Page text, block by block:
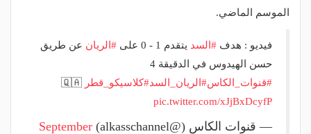
الموسم الماضي.
فيديو : هدف #السد يتقدم 1 - 0 على #الريان عن طريق
حسن الهيدوس في الدقيقة 4
#قنوات_الكاس#الريان_السد#كلاسيكو_قطر
pic.twitter.com/xJjBxDcyfP
— قنوات الكاس (@alkasschannel)
September